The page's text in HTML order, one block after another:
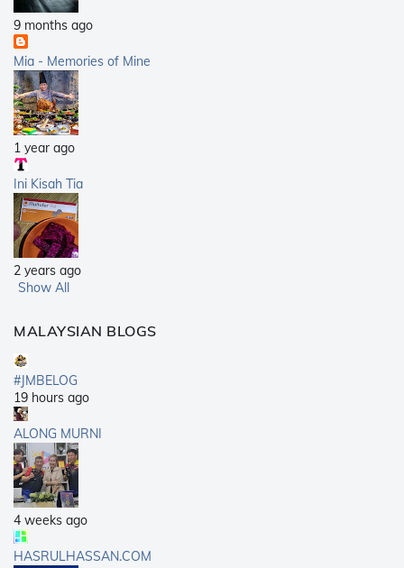
9 months ago
Mia - Memories of Mine
1 year ago
Ini Kisah Tia
2 years ago
Show All
MALAYSIAN BLOGS
#JMBELOG
19 hours ago
ALONG MURNI
4 weeks ago
HASRULHASSAN.COM